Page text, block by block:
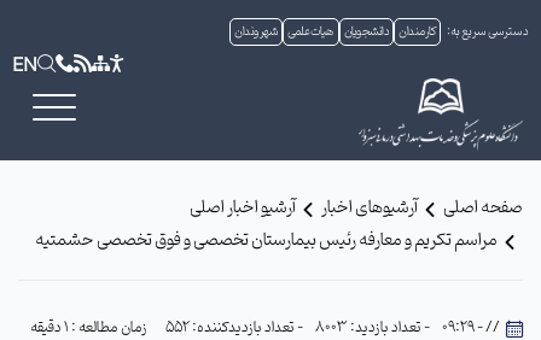
دسترسی سریع به: کارمندان دانشجویان هیات علمی شهروندان
EN
صفحه اصلی آرشیوهای اخبار
آرشیو اخبار اصلی
مراسم تکریم و معارفه رئیس بیمارستان تخصصی و فوق تخصصی حشمتیه
// - 09:29 - تعداد بازدید: 8003 - تعداد بازدیدکننده: 552 زمان مطالعه : 1 دقیقه